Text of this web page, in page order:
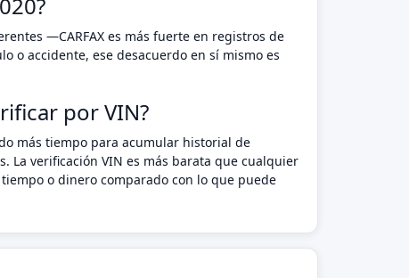
—CARFAX es más fuerte en registros de
o accidente, ese desacuerdo en sí mismo es
por VIN?
más tiempo para acumular historial de
La verificación VIN es más barata que cualquier
o dinero comparado con lo que puede